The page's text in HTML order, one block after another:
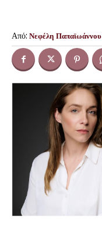
Από: Νεφέλη Παπαϊωάννου